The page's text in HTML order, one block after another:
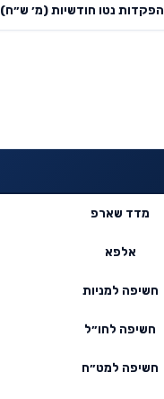
הפקדות נטו חודשיות (מ׳ ש״ח)
מדד שארפ
אלפא
חשיפה למניות
חשיפה לחו״ל
חשיפה למט״ח